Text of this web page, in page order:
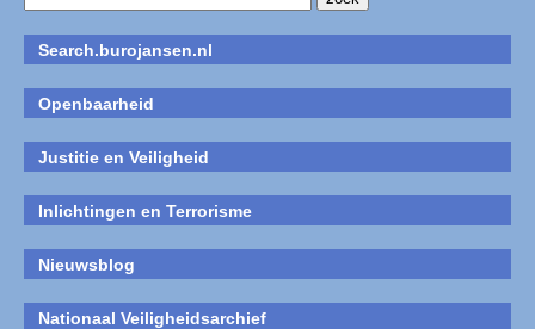
Search.burojansen.nl
Openbaarheid
Justitie en Veiligheid
Inlichtingen en Terrorisme
Nieuwsblog
Nationaal Veiligheidsarchief